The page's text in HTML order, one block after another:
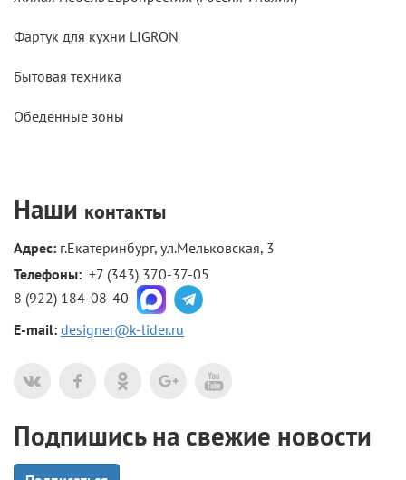
Фартук для кухни LIGRON
Бытовая техника
Обеденные зоны
Наши контакты
Адрес: г.Екатеринбург, ул.Мельковская, 3
Телефоны: +7 (343) 370-37-05
8 (922) 184-08-40
E-mail: designer@k-lider.ru
Подпишись на свежие новости